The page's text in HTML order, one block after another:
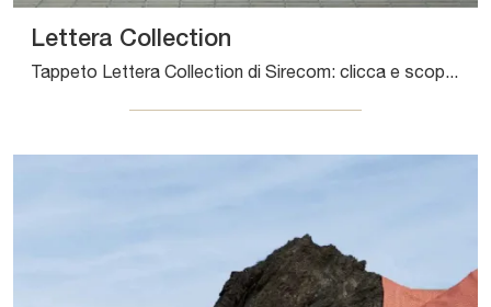
Lettera Collection
Tappeto Lettera Collection di Sirecom: clicca e scopri di più sui Complementi e tappeti design in tessuto del noto e rinomato marchio!